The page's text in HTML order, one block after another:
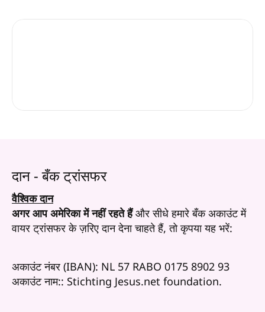
दान - बँक ट्रांसफर
वैश्विक दान
अगर आप अमेरिका में नहीं रहते हैंऔर सीधे हमारे बँक अकाउंट में
वायर ट्रांसफर के ज़रिए दान देना चाहते हैं, तो कृपया यह भरें:
अकाउंट नंबर (IBAN): NL 57 RABO 0175 8902 93
अकाउंट नाम:: Stichting Jesus.net foundation.